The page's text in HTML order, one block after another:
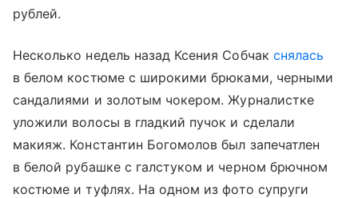
рублей.
Несколько недель назад Ксения Собчак снялась
в белом костюме с широкими брюками, черными
сандалиями и золотым чокером. Журналистке
уложили волосы в гладкий пучок и сделали
макияж. Константин Богомолов был запечатлен
в белой рубашке с галстуком и черном брючном
костюме и туфлях. На одном из фото супруги